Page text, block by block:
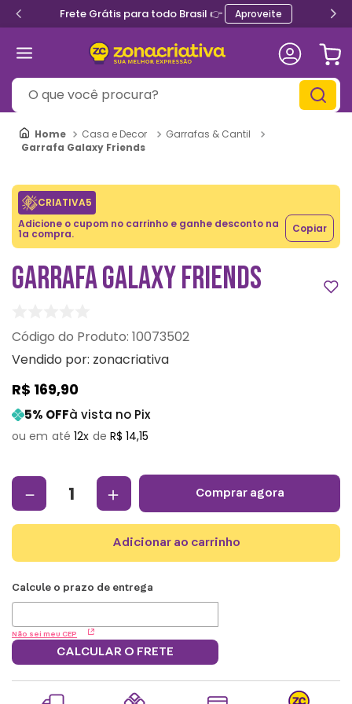
Frete Grátis para todo Brasil 👉 Aproveite
O que você procura?
Casa e Decor
Garrafas & Cantil
Garrafa Galaxy Friends
CRIATIVA5
Adicione o cupom no carrinho e ganhe desconto na
1a compra. Copiar
GARRAFA GALAXY FRIENDS
: 10073502
Vendido por: zonacriativa
R$ 169,90
5% OFFà vista no Pix
12 R$ 14,15
＋
－ comprar agora
adicionar ao carrinho
Não sei meu CEP
CALCULAR O FRETE